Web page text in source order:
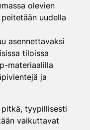
olevien
uudella
asennettavaksi
tiloissa
materiaalilla
ja
tyypillisesti
vaikuttavat